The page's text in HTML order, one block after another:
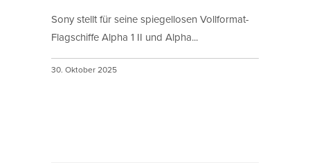
Sony stellt für seine spiegellosen Vollformat-
Flagschiffe Alpha 1 II und Alpha...
30. Oktober 2025